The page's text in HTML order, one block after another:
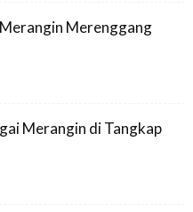
Merangin Merenggang
Merangin di Tangkap